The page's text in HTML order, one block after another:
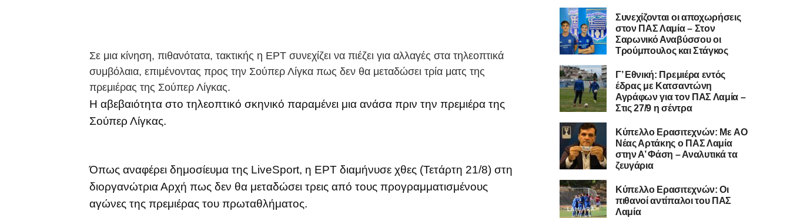
Σε μια κίνηση, πιθανότατα, τακτικής η ΕΡΤ συνεχίζει να πιέζει για αλλαγές στα τηλεοπτικά
συμβόλαια, επιμένοντας προς την Σούπερ Λίγκα πως δεν θα μεταδώσει τρία ματς της
πρεμιέρας της Σούπερ Λίγκας.
Η αβεβαιότητα στο τηλεοπτικό σκηνικό παραμένει μια ανάσα πριν την πρεμιέρα της
Σούπερ Λίγκας.
Όπως αναφέρει δημοσίευμα της LiveSport, η ΕΡΤ διαμήνυσε χθες (Τετάρτη 21/8) στη
διοργανώτρια Αρχή πως δεν θα μεταδώσει τρεις από τους προγραμματισμένους
αγώνες της πρεμιέρας του πρωταθλήματος.
Συνεχίζονται οι αποχωρήσεις
στον ΠΑΣ Λαμία – Στον
Σαρωνικό Αναβύσσου οι
Τρούμπουλος και Στάγκος
Γ’ Εθνική: Πρεμιέρα εντός
έδρας με Κατσαντώνη
Αγράφων για τον ΠΑΣ Λαμία –
Στις 27/9 η σέντρα
Kύπελλο Ερασιτεχνών: Με AO
Nέας Αρτάκης ο ΠΑΣ Λαμία
στην Α’ Φάση – Αναλυτικά τα
ζευγάρια
Κύπελλο Ερασιτεχνών: Οι
πιθανοί αντίπαλοι του ΠΑΣ
Λαμία